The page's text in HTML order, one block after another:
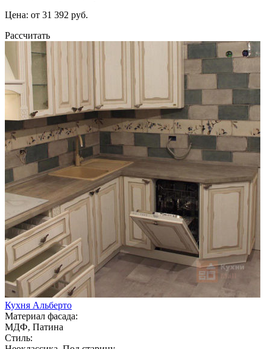
Цена: от 31 392 руб.
Рассчитать
Кухня Альберто
Материал фасада:
МДФ, Патина
Стиль: